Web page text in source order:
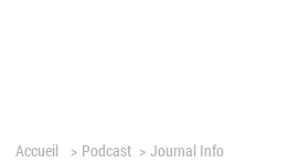
Accueil > Podcast > Journal Info